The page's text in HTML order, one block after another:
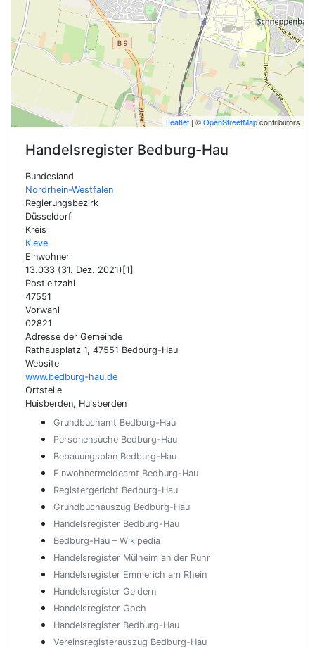
Leaflet | ©OpenStreetMapcontributors
Handelsregister Bedburg-Hau
Bundesland
Nordrhein-Westfalen
Regierungsbezirk
Düsseldorf
Kreis
Kleve
Einwohner
13.033 (31. Dez. 2021)[1]
Postleitzahl
47551
Vorwahl
02821
Adresse der Gemeinde
Rathausplatz 1, 47551 Bedburg-Hau
Website
www.bedburg-hau.de
Ortsteile
Huisberden, Huisberden
Grundbuchamt Bedburg-Hau
Personensuche Bedburg-Hau
Bebauungsplan Bedburg-Hau
Einwohnermeldeamt Bedburg-Hau
Registergericht Bedburg-Hau
Grundbuchauszug Bedburg-Hau
Handelsregister Bedburg-Hau
Bedburg-Hau – Wikipedia
Handelsregister Mülheim an der Ruhr
Handelsregister Emmerich am Rhein
Handelsregister Geldern
Handelsregister Goch
Handelsregister Bedburg-Hau
Vereinsregisterauszug Bedburg-Hau